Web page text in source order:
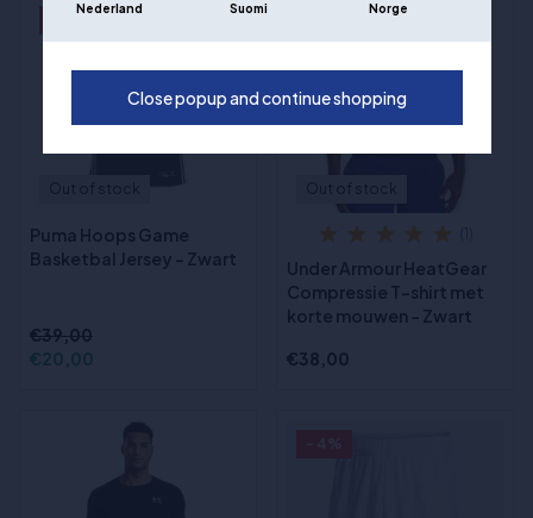
Puma Hoops Game
Basketbal Jersey - Zwart
€39,00
€20,00
Under Armour HeatGear
Compressie T-shirt met
korte mouwen - Zwart
€38,00
Nederland Suomi Norge
Close popup and continue shopping